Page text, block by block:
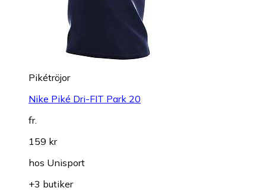
Pikétröjor
Nike Piké Dri-FIT Park 20
fr.
159 kr
hos Unisport
+3 butiker